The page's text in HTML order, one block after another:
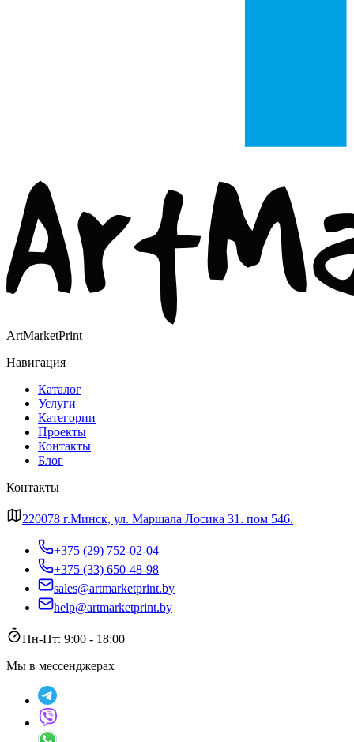
ArtMarketPrint
Навигация
Каталог
Услуги
Категории
Проекты
Контакты
Блог
Контакты
220078 г.Минск, ул. Маршала Лосика 31. пом 546.
+375 (29) 752-02-04
+375 (33) 650-48-98
sales@artmarketprint.by
help@artmarketprint.by
Пн-Пт: 9:00 - 18:00
Мы в мессенджерах